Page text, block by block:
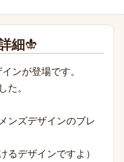
細
ンが登場です。
。
ンズデザインのブレ
るデザインですよ）